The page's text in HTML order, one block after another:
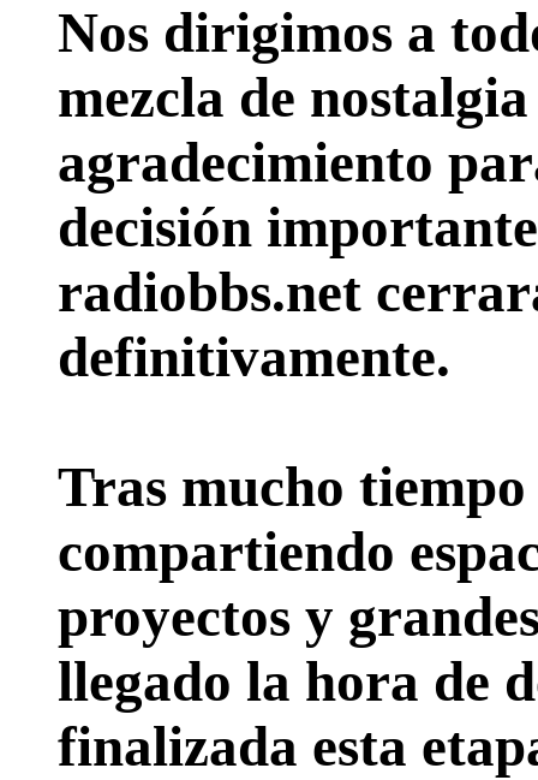
Nos dirigimos a
mezcla de
agradecimiento
decisión
radiobbs.net
definitivamente.
Tras mucho
compartiendo
proyectos y
llegado la hora de
finalizada esta